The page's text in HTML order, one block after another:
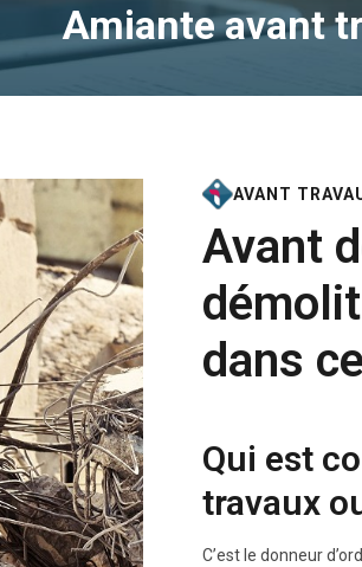
Amiante avant
AVANT
Avant
dans
Qui est
travaux
C’est le donneur